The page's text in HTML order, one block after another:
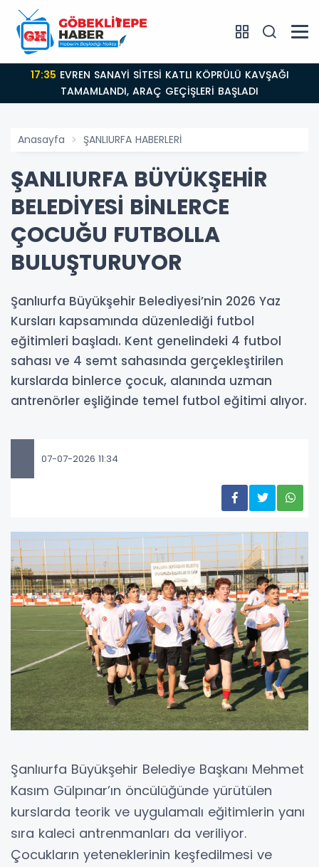
17:35
TAMAMLANDI, ARAÇ GEÇİŞLERİ BAŞLADI
Anasayfa ŞANLIURFA HABERLERİ
ŞANLIURFA BÜYÜKŞEHİR
BELEDİYESİ BİNLERCE
ÇOCUĞU FUTBOLLA
BULUŞTURUYOR
Şanlıurfa Büyükşehir Belediyesi’nin 2026 Yaz
Kursları kapsamında düzenlediği futbol
eğitimleri başladı. Kent genelindeki 4 futbol
sahası ve 4 semt sahasında gerçekleştirilen
kurslarda binlerce çocuk, alanında uzman
antrenörler eşliğinde temel futbol eğitimi alıyor.
07-07-2026 11:34
Şanlıurfa Büyükşehir Belediye Başkanı Mehmet
Kasım Gülpınar’ın öncülüğünde yürütülen
kurslarda teorik ve uygulamalı eğitimlerin yanı
sıra kaleci antrenmanları da veriliyor.
Çocukların yeteneklerinin keşfedilmesi ve